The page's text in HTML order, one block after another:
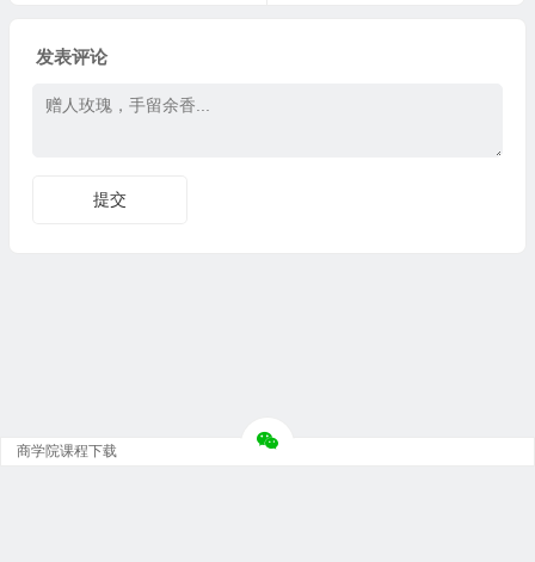
发表评论
商学院课程下载